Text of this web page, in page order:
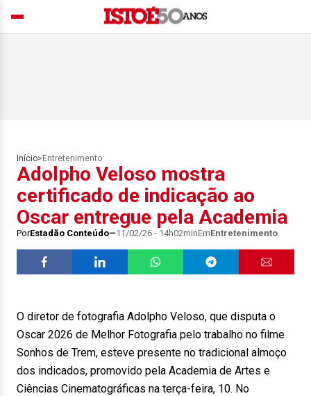
Início> Entretenimento
Adolpho Veloso mostra
certificado de indicação ao
Oscar entregue pela Academia
PorEstadão Conteúdo 11/02/26 - 14h02minEmEntretenimento
O diretor de fotografia Adolpho Veloso, que disputa o
Oscar 2026 de Melhor Fotografia pelo trabalho no filme
Sonhos de Trem, esteve presente no tradicional almoço
dos indicados, promovido pela Academia de Artes e
Ciências Cinematográficas na terça-feira, 10. No